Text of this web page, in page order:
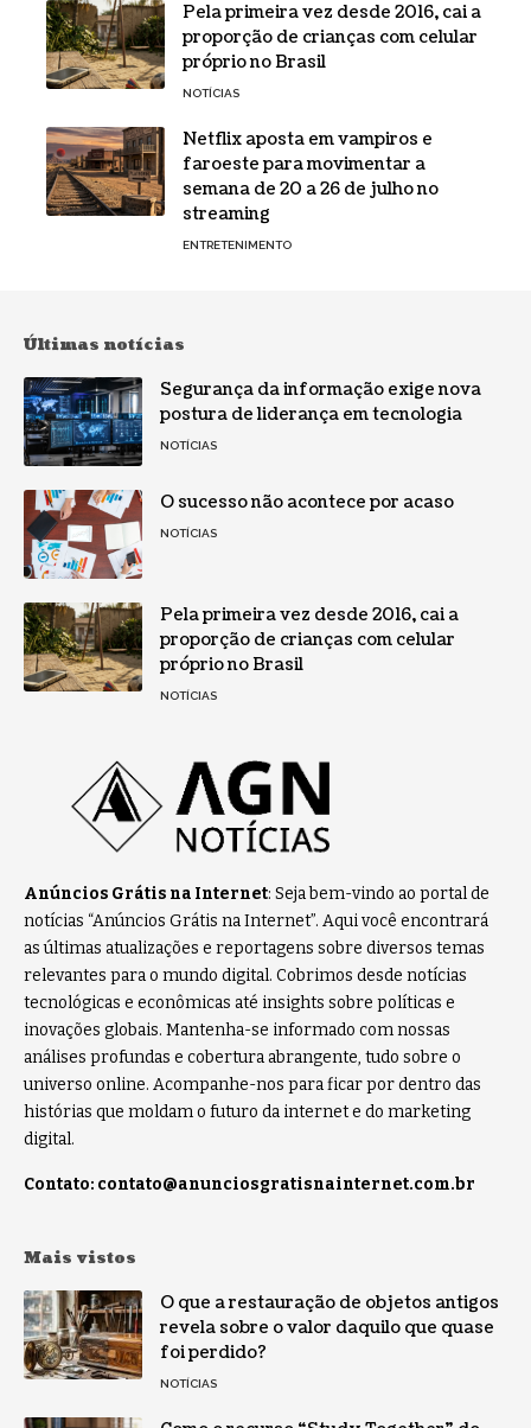
Pela primeira vez desde 2016, cai a
proporção de crianças com celular
próprio no Brasil
NOTÍCIAS
Netflix aposta em vampiros e
faroeste para movimentar a
semana de 20 a 26 de julho no
streaming
ENTRETENIMENTO
Últimas notícias
Segurança da informação exige nova
postura de liderança em tecnologia
NOTÍCIAS
O sucesso não acontece por acaso
NOTÍCIAS
Pela primeira vez desde 2016, cai a
proporção de crianças com celular
próprio no Brasil
NOTÍCIAS
Anúncios Grátis na Internet: Seja bem-vindo ao portal de
notícias “Anúncios Grátis na Internet”. Aqui você encontrará
as últimas atualizações e reportagens sobre diversos temas
relevantes para o mundo digital. Cobrimos desde notícias
tecnológicas e econômicas até insights sobre políticas e
inovações globais. Mantenha-se informado com nossas
análises profundas e cobertura abrangente, tudo sobre o
universo online. Acompanhe-nos para ficar por dentro das
histórias que moldam o futuro da internet e do marketing
digital.
Contato: contato@anunciosgratisnainternet.com.br
Mais vistos
O que a restauração de objetos antigos
revela sobre o valor daquilo que quase
foi perdido?
NOTÍCIAS